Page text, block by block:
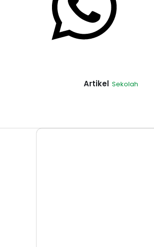
Artikel Sekolah